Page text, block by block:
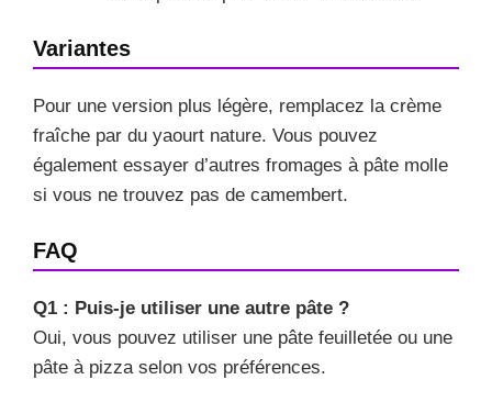
Variantes
Pour une version plus légère, remplacez la crème
fraîche par du yaourt nature. Vous pouvez
également essayer d’autres fromages à pâte molle
si vous ne trouvez pas de camembert.
FAQ
Q1 : Puis-je utiliser une autre pâte ?
Oui, vous pouvez utiliser une pâte feuilletée ou une
pâte à pizza selon vos préférences.